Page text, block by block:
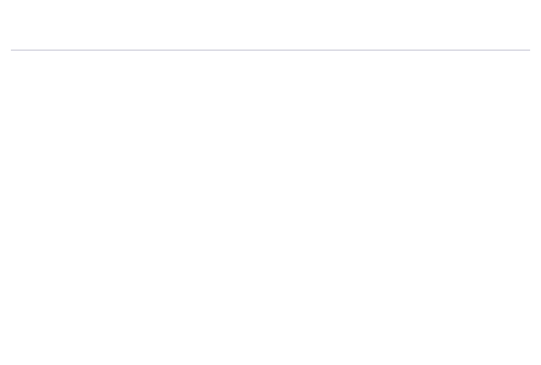
sportifs. Le Genesis GV60 Magma est l’un d’entre eux.